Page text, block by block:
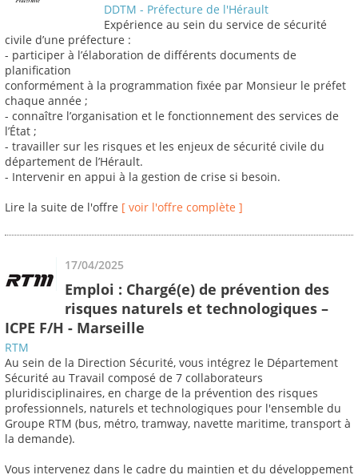
DDTM - Préfecture de l'Hérault
Expérience au sein du service de sécurité
civile d’une préfecture :
- participer à l’élaboration de différents documents de
planification
conformément à la programmation fixée par Monsieur le préfet
chaque année ;
- connaître l’organisation et le fonctionnement des services de
l’État ;
- travailler sur les risques et les enjeux de sécurité civile du
département de l’Hérault.
- Intervenir en appui à la gestion de crise si besoin.
Lire la suite de l'offre [ voir l'offre complète ]
17/04/2025
Emploi : Chargé(e) de prévention des
risques naturels et technologiques –
ICPE F/H - Marseille
RTM
Au sein de la Direction Sécurité, vous intégrez le Département
Sécurité au Travail composé de 7 collaborateurs
pluridisciplinaires, en charge de la prévention des risques
professionnels, naturels et technologiques pour l'ensemble du
Groupe RTM (bus, métro, tramway, navette maritime, transport à
la demande).
Vous intervenez dans le cadre du maintien et du développement